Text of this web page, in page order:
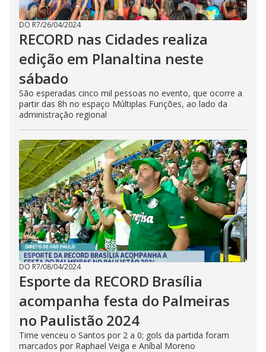
DO R7/26/04/2024
RECORD nas Cidades realiza
edição em Planaltina neste
sábado
São esperadas cinco mil pessoas no evento, que ocorre a
partir das 8h no espaço Múltiplas Funções, ao lado da
administração regional
DO R7/08/04/2024
Esporte da RECORD Brasília
acompanha festa do Palmeiras
no Paulistão 2024
Time venceu o Santos por 2 a 0; gols da partida foram
marcados por Raphael Veiga e Aníbal Moreno